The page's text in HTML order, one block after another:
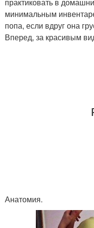
минимальным
попа, если вдруг она
Вперед, за красивым
Анатомия.